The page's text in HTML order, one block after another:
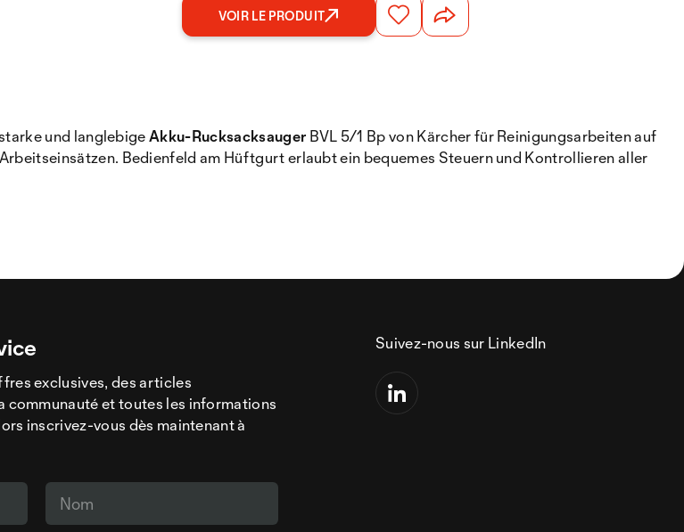
VOIR LE PRODUIT
und langlebigeAkku-Rucksacksauger BVL 5/1 Bp von Kärcher für Reinigungsarbeiten auf
Bedienfeld am Hüftgurt erlaubt ein bequemes Steuern und Kontrollieren aller
exclusives, des articles
communauté et toutes les informations
inscrivez-vous dès maintenant à
Suivez-nous sur LinkedIn